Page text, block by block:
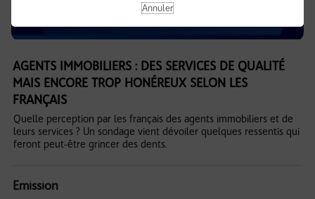
AGENTS IMMOBILIERS : DES SERVICES DE QUALITÉ
MAIS ENCORE TROP HONÉREUX SELON LES
FRANÇAIS
Quelle perception par les français des agents immobiliers et de
leurs services ? Un sondage vient dévoiler quelques ressentis qui
feront peut-être grincer des dents.
Emission
Annuler